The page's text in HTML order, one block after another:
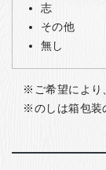
志
その他
無し
ご希望により
のしは箱包装